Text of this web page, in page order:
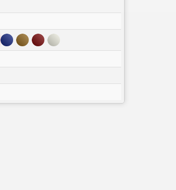
Xanh Nâu Đỏ Trắng